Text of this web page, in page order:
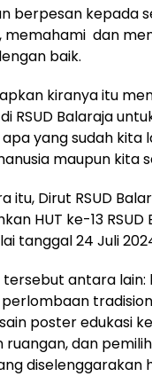
berpesan kepada
memahami dan
baik.
kiranya itu
RSUD Balaraja
yang sudah kita
maupun kita
itu, Dirut RSUD
HUT ke-13
tanggal 24 Juli
tersebut antara
poster edukasi
ruangan, dan
diselenggarakan